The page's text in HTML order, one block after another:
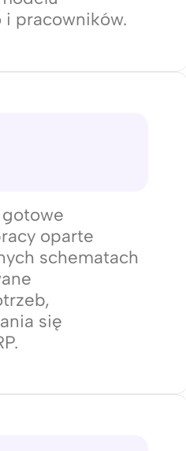
przygotowując
idealnie
pracowników.